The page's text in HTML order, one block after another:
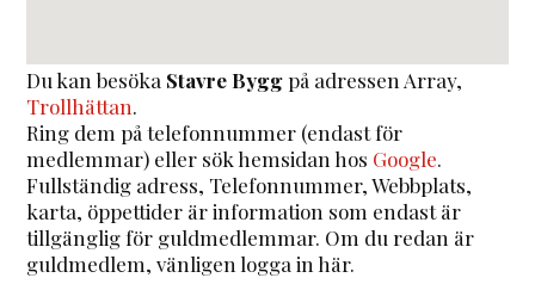
Du kan besöka Stavre Byggpå adressen Array,
Trollhättan.
Ring dem på telefonnummer (endast för
medlemmar) eller sök hemsidan hos Google.
Fullständig adress, Telefonnummer, Webbplats,
karta, öppettider är information som endast är
tillgänglig för guldmedlemmar. Om du redan är
guldmedlem, vänligen logga in här.